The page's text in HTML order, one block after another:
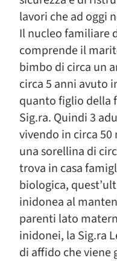
lavori che ad oggi
Il nucleo familiare
comprende il
bimbo di circa un
circa 5 anni avuto
quanto figlio della
Sig.ra. Quindi 3
vivendo in circa
una sorellina di
trova in casa
biologica,
inidonea al
parenti lato
inidonei, la Sig.ra
di affido che